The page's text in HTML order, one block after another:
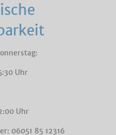
Uhr
Uhr
06051 85 12316